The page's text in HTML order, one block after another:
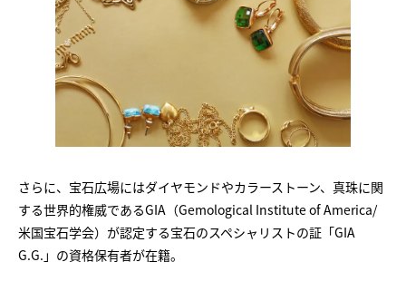
さらに、宝石広場にはダイヤモンドやカラーストーン、真珠に関
する世界的権威であるGIA（Gemological Institute of America/
米国宝石学会）が認定する宝石のスペシャリストの証「GIA
G.G.」の資格保有者が在籍。